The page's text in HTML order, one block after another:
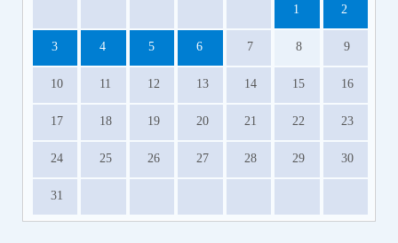
1 2
3 4 5 6 7 8 9
10 11 12 13 14 15 16
17 18 19 20 21 22 23
24 25 26 27 28 29 30
31